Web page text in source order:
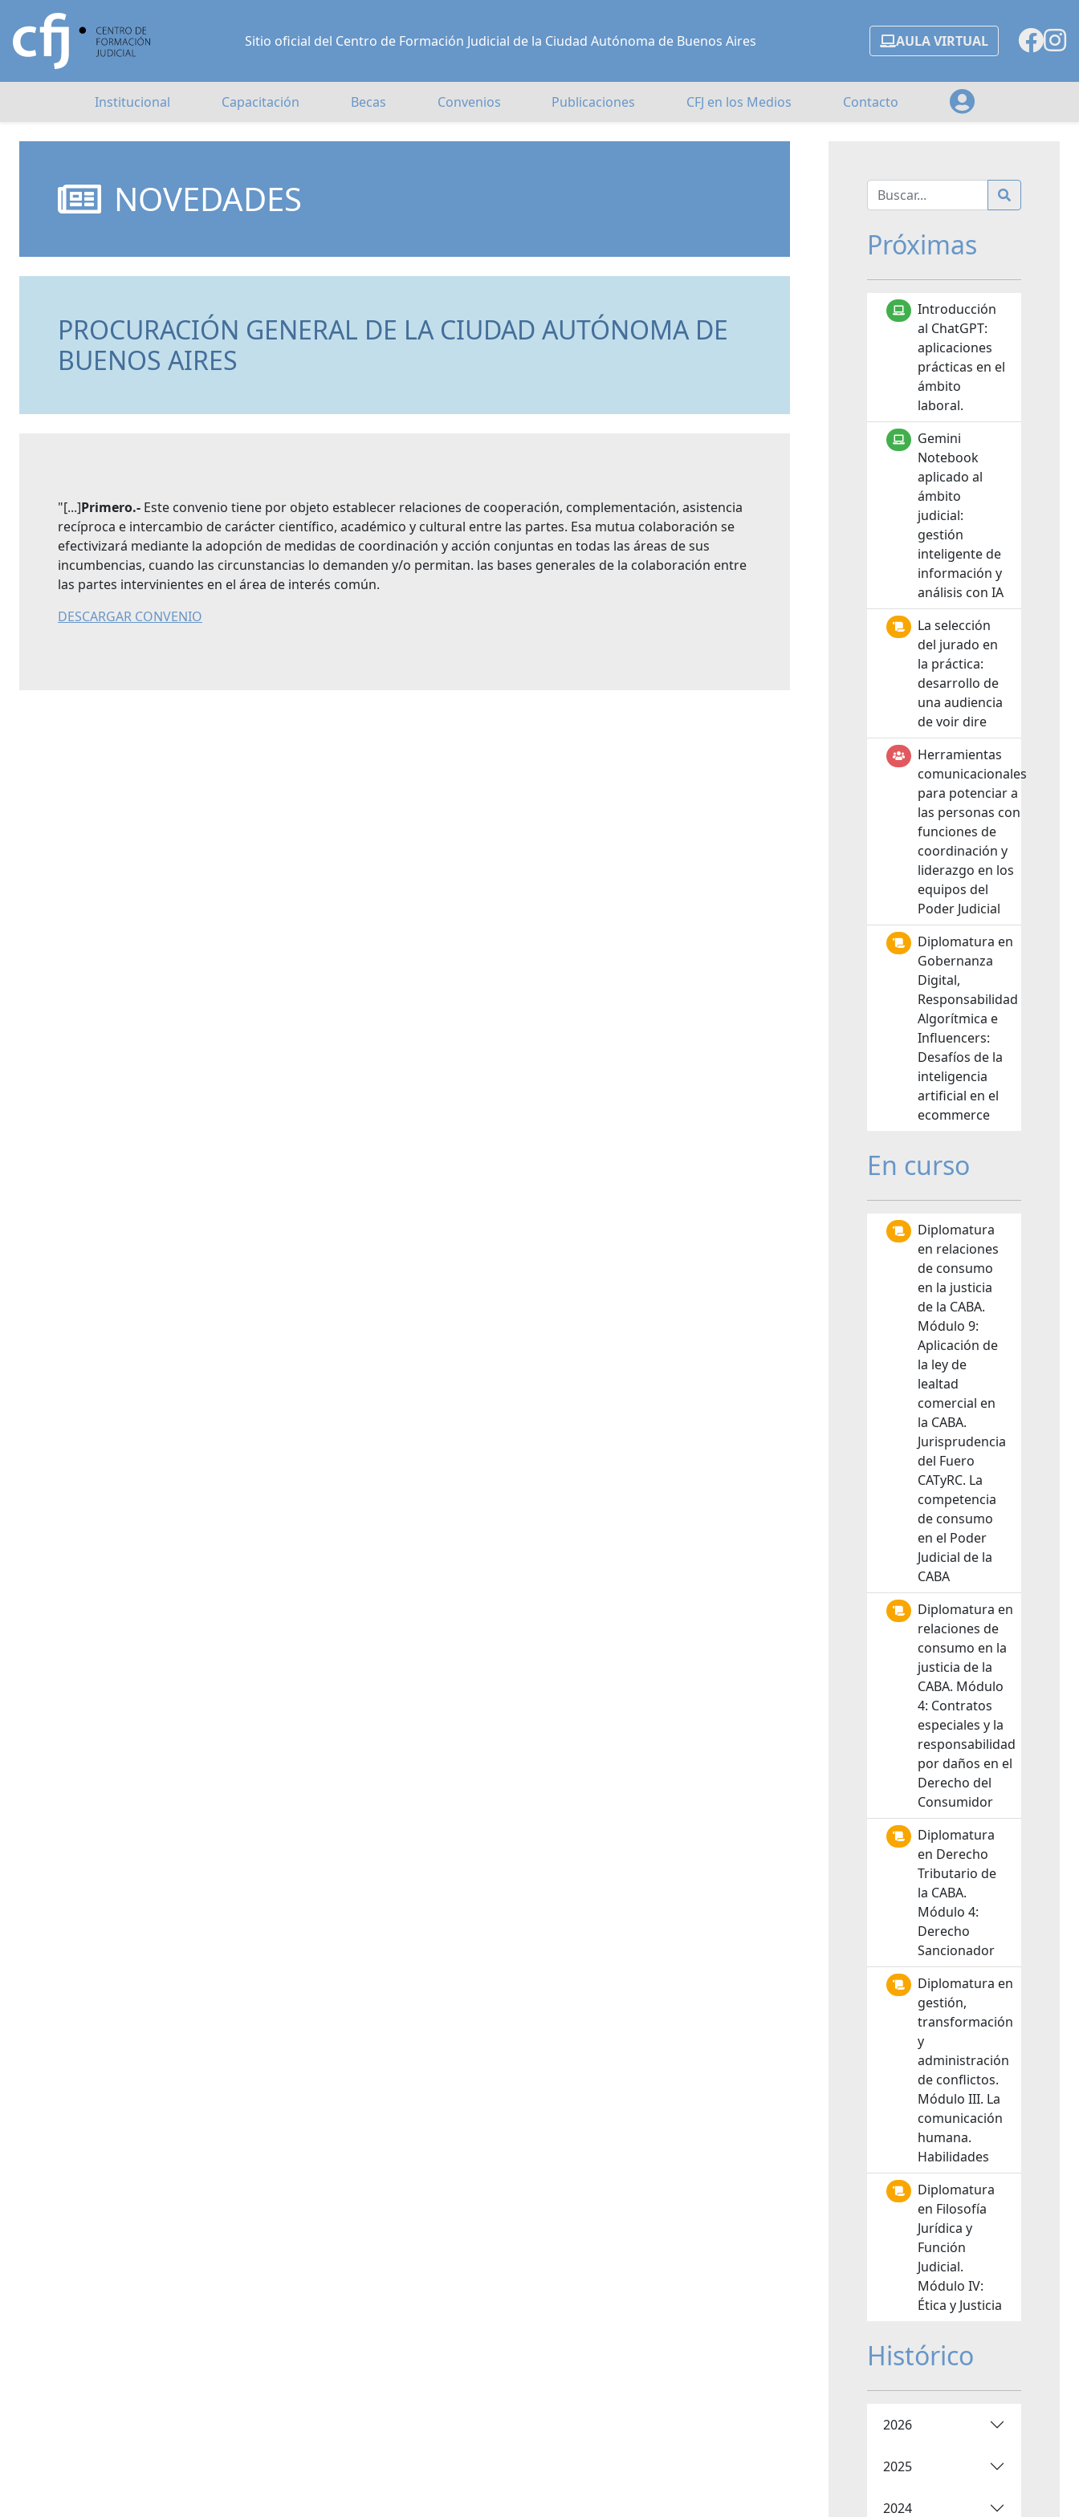
Sitio oficial del Centro de Formación Judicial de la Ciudad Autónoma de Buenos Aires AULA VIRTUAL
Institucional Capacitación Becas Convenios Publicaciones CFJ en los Medios Contacto
NOVEDADES
PROCURACIÓN GENERAL DE LA CIUDAD AUTÓNOMA DE
BUENOS AIRES
"[...]Primero.- Este convenio tiene por objeto establecer relaciones de cooperación, complementación, asistencia
recíproca e intercambio de carácter científico, académico y cultural entre las partes. Esa mutua colaboración se
efectivizará mediante la adopción de medidas de coordinación y acción conjuntas en todas las áreas de sus
incumbencias, cuando las circunstancias lo demanden y/o permitan. las bases generales de la colaboración entre
las partes intervinientes en el área de interés común.
DESCARGAR CONVENIO
Próximas
Introducción
al ChatGPT:
aplicaciones
prácticas en el
ámbito
laboral.
Gemini
Notebook
aplicado al
ámbito
judicial:
gestión
inteligente de
información y
análisis con IA
La selección
del jurado en
la práctica:
desarrollo de
una audiencia
de voir dire
Herramientas
comunicacionales
para potenciar a
las personas con
funciones de
coordinación y
liderazgo en los
equipos del
Poder Judicial
Diplomatura en
Gobernanza
Digital,
Responsabilidad
Algorítmica e
Influencers:
Desafíos de la
inteligencia
artificial en el
ecommerce
En curso
Diplomatura
en relaciones
de consumo
en la justicia
de la CABA.
Módulo 9:
Aplicación de
la ley de
lealtad
comercial en
la CABA.
Jurisprudencia
del Fuero
CATyRC. La
competencia
de consumo
en el Poder
Judicial de la
CABA
Diplomatura en
relaciones de
consumo en la
justicia de la
CABA. Módulo
4: Contratos
especiales y la
responsabilidad
por daños en el
Derecho del
Consumidor
Diplomatura
en Derecho
Tributario de
la CABA.
Módulo 4:
Derecho
Sancionador
Diplomatura en
gestión,
transformación
y
administración
de conflictos.
Módulo III. La
comunicación
humana.
Habilidades
Diplomatura
en Filosofía
Jurídica y
Función
Judicial.
Módulo IV:
Ética y Justicia
Histórico
2026
2025
2024